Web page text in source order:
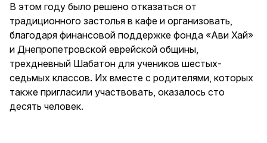
В этом году было решено отказаться от
традиционного застолья в кафе и организовать,
благодаря финансовой поддержке фонда «Ави Хай»
и Днепропетровской еврейской общины,
трехдневный Шабатон для учеников шестых-
седьмых классов. Их вместе с родителями, которых
также пригласили участвовать, оказалось сто
десять человек.